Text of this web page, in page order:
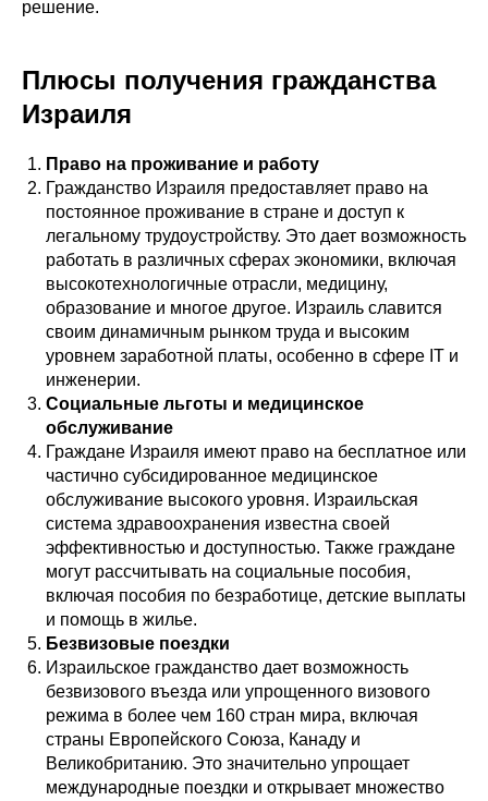
решение.
Плюсы получения гражданства
Израиля
Право на проживание и работу
Гражданство Израиля предоставляет право на
постоянное проживание в стране и доступ к
легальному трудоустройству. Это дает возможность
работать в различных сферах экономики, включая
высокотехнологичные отрасли, медицину,
образование и многое другое. Израиль славится
своим динамичным рынком труда и высоким
уровнем заработной платы, особенно в сфере IT и
инженерии.
Социальные льготы и медицинское
обслуживание
Граждане Израиля имеют право на бесплатное или
частично субсидированное медицинское
обслуживание высокого уровня. Израильская
система здравоохранения известна своей
эффективностью и доступностью. Также граждане
могут рассчитывать на социальные пособия,
включая пособия по безработице, детские выплаты
и помощь в жилье.
Безвизовые поездки
Израильское гражданство дает возможность
безвизового въезда или упрощенного визового
режима в более чем 160 стран мира, включая
страны Европейского Союза, Канаду и
Великобританию. Это значительно упрощает
международные поездки и открывает множество